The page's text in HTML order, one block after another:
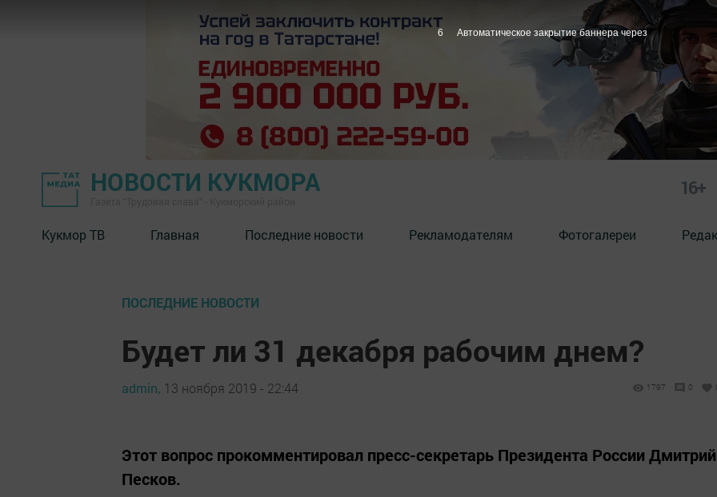
НОВОСТИ КУКМОРА 16+
Кукмор ТВ Главная Последние новости Рекламодателям Фотогалереи
ПОСЛЕДНИЕ НОВОСТИ
Будет ли 31 декабря рабочим днем?
admin, 13 ноября 2019 - 22:44 1797 0
Этот вопрос прокомментировал пресс-секретарь Президента России Дмитрий
Песков.
5 Автоматическое закрытие баннера через